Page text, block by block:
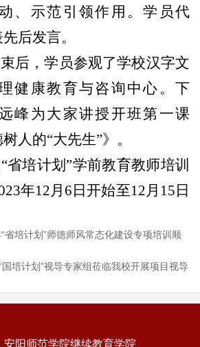
、示范引领作用。学员代
后发言。
后，学员参观了学校汉字文
健康教育与咨询中心。下
峰为大家讲授开班第一课
人的“大先生”》。
省培计划”学前教育教师培训
年12月 6 日开始至12月 15 日
省培计划”师德师风常态化建设专项培训顺
培计划”视导专家组莅临我校开展项目视导